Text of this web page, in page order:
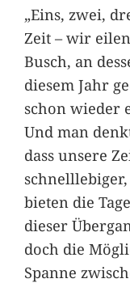
„Eins, zwei,
Zeit – wir
Busch, an
diesem Jahr
schon wieder
Und man
dass unsere
bieten die
dieser
doch die
Spanne